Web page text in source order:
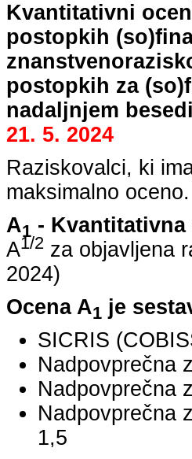
Kvantitativni
postopkih
postopkih za
nadaljnjem
21. 5. 2024
Raziskovalci, ki
maksimalno oceno.
A1 - Kvantitativna
A1/2 za objavljena
2024)
Ocena A1 je
SICRIS
Nadpovprečna
Nadpovprečna
Nadpovprečna
1,5